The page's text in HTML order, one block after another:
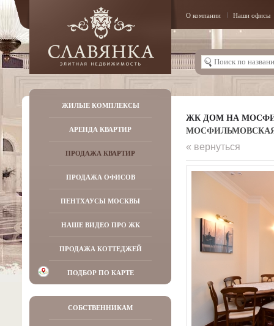
О компании Наши офисы
ЖИЛЫЕ КОМПЛЕКСЫ
АРЕНДА КВАРТИР
ПРОДАЖА КВАРТИР
ПРОДАЖА ОФИСОВ
ПЕНТХАУСЫ МОСКВЫ
НАШЕ ВИДЕО ПРО ЖК
ПРОДАЖА КОТТЕДЖЕЙ
ПОДБОР ПО КАРТЕ
СОБСТВЕННИКАМ
ЖК ДОМ НА
МОСФИЛЬМОВСКАЯ
« вернуться